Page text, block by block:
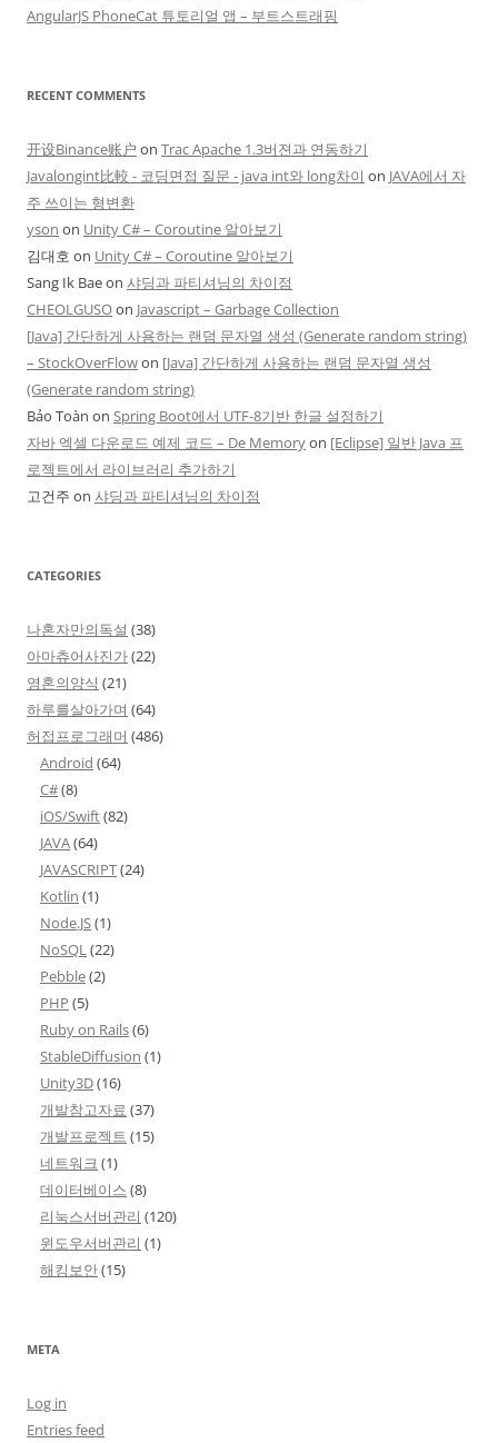
AngularJS PhoneCat 튜토리얼 앱 – 부트스트래핑
RECENT COMMENTS
开设Binance账户 on Trac Apache 1.3버젼과 연동하기
Javalongint比較 - 코딩면접 질문 - java int와 long차이 on JAVA에서 자
주 쓰이는 형변환
yson on Unity C# – Coroutine 알아보기
김대호 on Unity C# – Coroutine 알아보기
Sang Ik Baeon 샤딩과 파티셔닝의 차이점
CHEOLGUSOon Javascript – Garbage Collection
[Java] 간단하게 사용하는 랜덤 문자열 생성 (Generate random string)
– StockOverFlowon [Java] 간단하게 사용하는 랜덤 문자열 생성
(Generate random string)
Bảo Toàn on Spring Boot에서 UTF-8기반 한글 설정하기
자바 엑셀 다운로드 예제 코드 – De Memoryon [Eclipse] 일반 Java 프
로젝트에서 라이브러리 추가하기
고건주 on 샤딩과 파티셔닝의 차이점
CATEGORIES
나혼자만의독설 (38)
아마츄어사진가(22)
영혼의양식 (21)
하루를살아가며 (64)
허접프로그래머 (486)
Android (64)
C#(8)
iOS/Swift(82)
JAVA(64)
JAVASCRIPT(24)
Kotlin (1)
Node.JS(1)
NoSQL(22)
Pebble(2)
PHP (5)
Ruby on Rails(6)
StableDiffusion (1)
Unity3D(16)
개발참고자료 (37)
개발프로젝트 (15)
네트워크 (1)
데이터베이스 (8)
리눅스서버관리 (120)
윈도우서버관리 (1)
해킹보안(15)
META
Log in
Entries feed